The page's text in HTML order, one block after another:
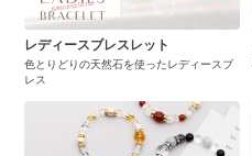
レディースブレスレット
色とりどりの天然石を使ったレディースブ
レス